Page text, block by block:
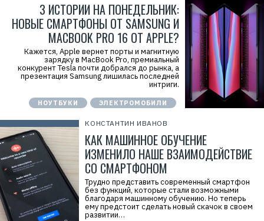
3 ИСТОРИИ НА ПОНЕДЕЛЬНИК:
НОВЫЕ СМАРТФОНЫ ОТ SAMSUNG И
MACBOOK PRO 16 ОТ APPLE?
Кажется, Apple вернет порты и магнитную
зарядку в MacBook Pro, премиальный
конкурент Tesla почти добрался до рынка, а
презентация Samsung лишилась последней
интриги.
НОУТБУКИ ЭЛЕКТРОМОБИЛИ
КОНСТАНТИН ИВАНОВ
КАК МАШИННОЕ ОБУЧЕНИЕ
ИЗМЕНИЛО НАШЕ ВЗАИМОДЕЙСТВИЕ
СО СМАРТФОНОМ
Трудно представить современный смартфон
без функций, которые стали возможными
благодаря машинному обучению. Но теперь
ему предстоит сделать новый скачок в своем
развитии…